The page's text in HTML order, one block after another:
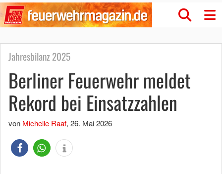
Jahresbilanz 2025
Berliner Feuerwehr meldet
Rekord bei Einsatzzahlen
von Michelle Raaf, 26. Mai 2026